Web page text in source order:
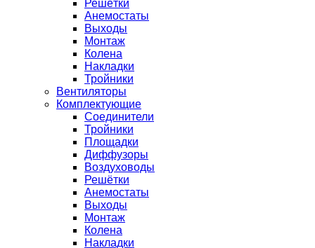
Решётки
Анемостаты
Выходы
Монтаж
Колена
Накладки
Тройники
Вентиляторы
Комплектующие
Соединители
Тройники
Площадки
Диффузоры
Воздуховоды
Решётки
Анемостаты
Выходы
Монтаж
Колена
Накладки